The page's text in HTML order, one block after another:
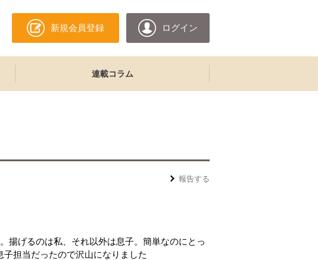
新規会員登録 ログイン
連載コラム
報告する
揚げるのは私、それ以外は息子。簡単なのにとっ
担当だったので沢山になりました